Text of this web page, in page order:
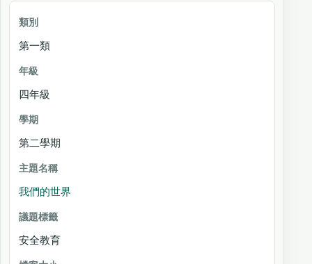
第一類
四年級
第二學期
我們的世界
安全教育